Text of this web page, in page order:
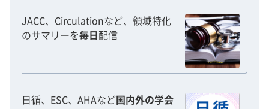
JACC、Circulationなど、領域特化
のサマリーを毎日 配信
日循、ESC、AHAなど国内外の学会